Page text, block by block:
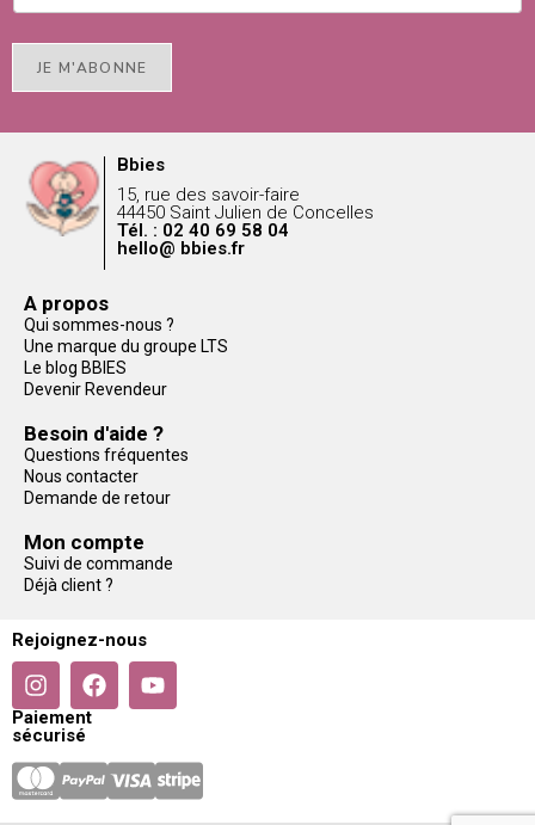
JE M'ABONNE
Bbies
15, rue des savoir-faire
44450 Saint Julien de Concelles
Tél. : 02 40 69 58 04
hello@ bbies.fr
A propos
Qui sommes-nous ?
Une marque du groupe LTS
Le blog BBIES
Devenir Revendeur
Besoin d'aide ?
Questions fréquentes
Nous contacter
Demande de retour
Mon compte
Suivi de commande
Déjà client ?
Rejoignez-nous
Paiement
sécurisé